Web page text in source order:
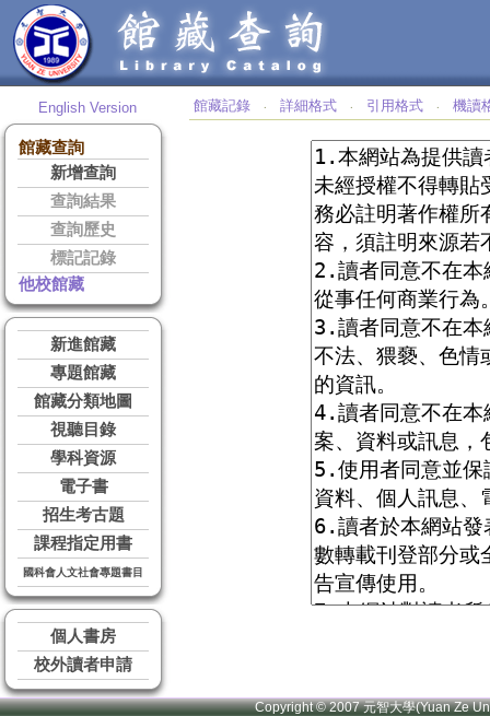
English Version
館藏查詢
新增查詢
查詢結果
查詢歷史
標記記錄
他校館藏
新進館藏
專題館藏
館藏分類地圖
視聽目錄
學科資源
電子書
招生考古題
課程指定用書
國科會人文社會專題書目
個人書房
校外讀者申請
館藏記錄 ‧ 詳細格式 ‧ 引用格式 ‧ 機讀
Copyright © 2007 元智大學(Yuan Ze